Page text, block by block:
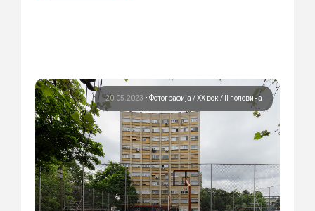
20.05.2023 • Фотографија ХХ век / II половина